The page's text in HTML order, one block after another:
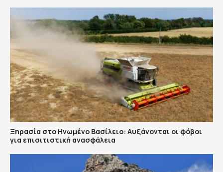
Ξηρασία στο Ηνωμένο Βασίλειο: Αυξάνονται οι φόβοι
για επισιτιστική ανασφάλεια